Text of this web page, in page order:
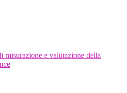
misurazione e valutazione della